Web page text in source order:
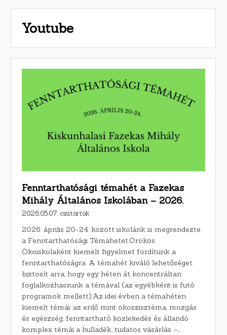
Youtube
Fenntarthatósági témahét a Fazekas
Mihály Általános Iskolában – 2026.
2026.05.07. csütörtök
2026. április 20-24. között iskolánk is megrendezte
a Fenntarthatósági Témahetet.Örökös
Ökoiskolaként kiemelt figyelmet fordítunk a
fenntarthatóságra. A témahét kiváló lehetőséget
biztosít arra, hogy egy héten át koncentráltan
foglalkozhassunk a témával (az egyébként is futó
programok mellett).Az idei évben a témahéten
kiemelt témái: az erdő mint ökoszisztéma, mozgás
és egészség, fenntartható közlekedés és állandó
komplex témái a hulladék, tudatos vásárlás –…